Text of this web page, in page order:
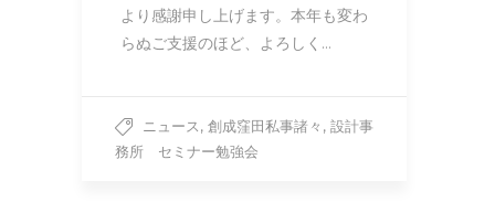
より感謝申し上げます。本年も変わ
らぬご支援のほど、よろしく…
ニュース, 創成窪田私事諸々 , 設計事
務所 セミナー勉強会